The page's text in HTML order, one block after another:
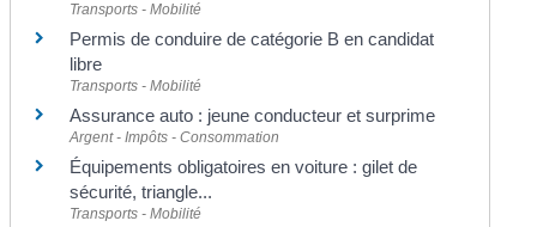
Transports - Mobilité
Permis de conduire de catégorie B en candidat
libre
Transports - Mobilité
Assurance auto : jeune conducteur et surprime
Argent - Impôts - Consommation
Équipements obligatoires en voiture : gilet de
sécurité, triangle...
Transports - Mobilité